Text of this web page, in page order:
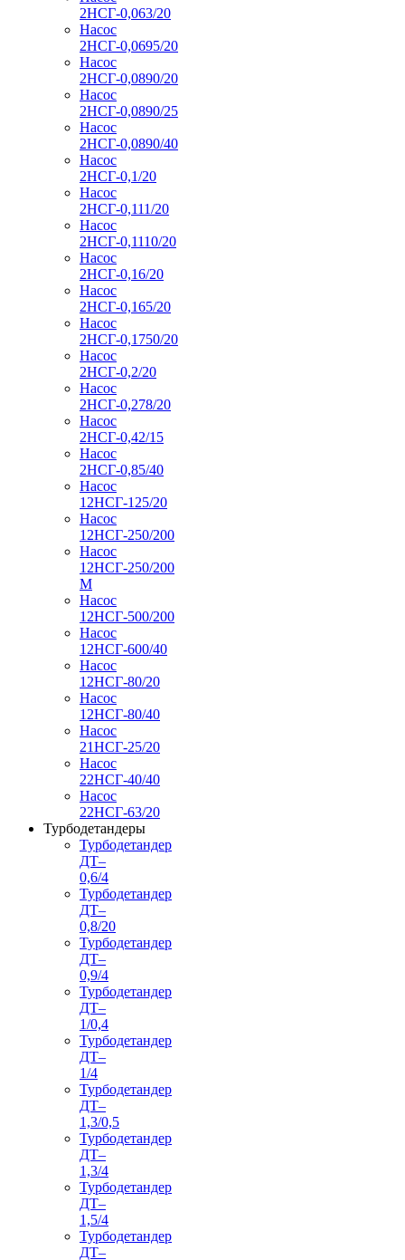
2НСГ-0,063/20
Насос
2НСГ-0,0695/20
Насос
2НСГ-0,0890/20
Насос
2НСГ-0,0890/25
Насос
2НСГ-0,0890/40
Насос
2НСГ-0,1/20
Насос
2НСГ-0,111/20
Насос
2НСГ-0,1110/20
Насос
2НСГ-0,16/20
Насос
2НСГ-0,165/20
Насос
2НСГ-0,1750/20
Насос
2НСГ-0,2/20
Насос
2НСГ-0,278/20
Насос
2НСГ-0,42/15
Насос
2НСГ-0,85/40
Насос
12НСГ-125/20
Насос
12НСГ-250/200
Насос
12НСГ-250/200
М
Насос
12НСГ-500/200
Насос
12НСГ-600/40
Насос
12НСГ-80/20
Насос
12НСГ-80/40
Насос
21НСГ-25/20
Насос
22НСГ-40/40
Насос
22НСГ-63/20
Турбодетандеры
Турбодетандер
ДТ–
0,6/4
Турбодетандер
ДТ–
0,8/20
Турбодетандер
ДТ–
0,9/4
Турбодетандер
ДТ–
1/0,4
Турбодетандер
ДТ–
1/4
Турбодетандер
ДТ–
1,3/0,5
Турбодетандер
ДТ–
1,3/4
Турбодетандер
ДТ–
1,5/4
Турбодетандер
ДТ–